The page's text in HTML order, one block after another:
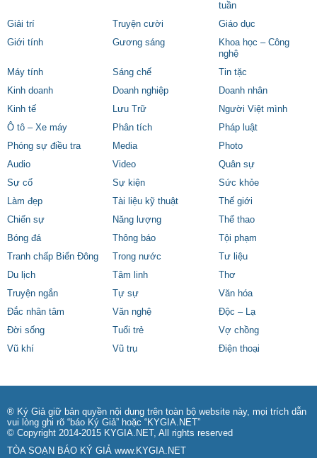
tuần
Giải trí
Truyện cười
Giáo dục
Giới tính
Gương sáng
Khoa học – Công
nghệ
Máy tính
Sáng chế
Tin tặc
Kinh doanh
Doanh nghiệp
Doanh nhân
Kinh tế
Lưu Trữ
Người Việt mình
Ô tô – Xe máy
Phân tích
Pháp luật
Phóng sự điều tra
Media
Photo
Audio
Video
Quân sự
Sự cố
Sự kiện
Sức khỏe
Làm đẹp
Tài liệu kỹ thuật
Thế giới
Chiến sự
Năng lượng
Thể thao
Bóng đá
Thông báo
Tội phạm
Tranh chấp Biển Đông
Trong nước
Tư liệu
Du lịch
Tâm linh
Thơ
Truyện ngắn
Tự sự
Văn hóa
Đắc nhân tâm
Văn nghệ
Độc – Lạ
Đời sống
Tuổi trẻ
Vợ chồng
Vũ khí
Vũ trụ Điện thoại
® Ký Giả giữ bản quyền nội dung trên toàn bộ website này, mọi trích dẫn
vui lòng ghi rõ “báo Ký Giả” hoặc “KYGIA.NET”
© Copyright 2014-2015 KYGIA.NET, All rights reserved
TÒA SOẠN BÁO KÝ GIẢ www.KYGIA.NET